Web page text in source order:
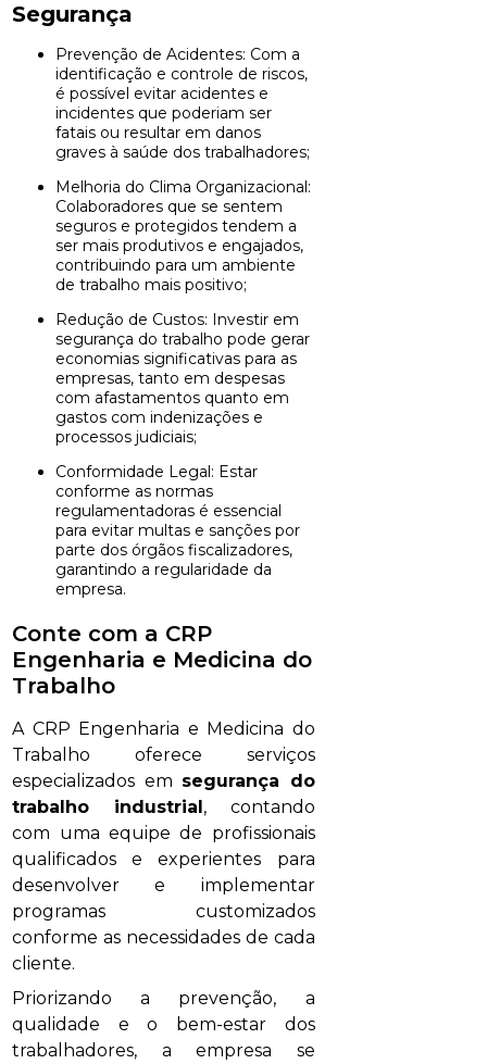
Segurança
Prevenção de Acidentes: Com a
identificação e controle de riscos,
é possível evitar acidentes e
incidentes que poderiam ser
fatais ou resultar em danos
graves à saúde dos trabalhadores;
Melhoria do Clima Organizacional:
Colaboradores que se sentem
seguros e protegidos tendem a
ser mais produtivos e engajados,
contribuindo para um ambiente
de trabalho mais positivo;
Redução de Custos: Investir em
segurança do trabalho pode gerar
economias significativas para as
empresas, tanto em despesas
com afastamentos quanto em
gastos com indenizações e
processos judiciais;
Conformidade Legal: Estar
conforme as normas
regulamentadoras é essencial
para evitar multas e sanções por
parte dos órgãos fiscalizadores,
garantindo a regularidade da
empresa.
Conte com a CRP
Engenharia e Medicina do
Trabalho
A CRP Engenharia e Medicina do
Trabalho oferece serviços
especializados em segurança do
trabalho industrial, contando
com uma equipe de profissionais
qualificados e experientes para
desenvolver e implementar
programas customizados
conforme as necessidades de cada
cliente.
Priorizando a prevenção, a
qualidade e o bem-estar dos
trabalhadores, a empresa se